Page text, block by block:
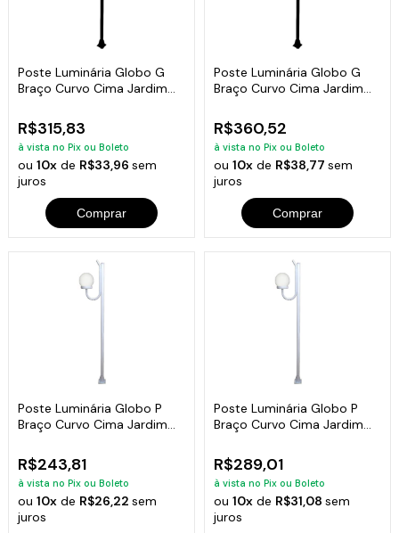
Poste Luminária Globo G
Braço Curvo Cima Jardim
R$315,83
à vista no Pix ou Boleto
ou10x de R$33,96sem
juros
Comprar
Poste Luminária Globo G
Braço Curvo Cima Jardim
R$360,52
à vista no Pix ou Boleto
ou 10xde R$38,77 sem
juros
Comprar
Poste Luminária Globo P
Braço Curvo Cima Jardim
R$243,81
à vista no Pix ou Boleto
ou10x de R$26,22sem
juros
Poste Luminária Globo P
Braço Curvo Cima Jardim
R$289,01
à vista no Pix ou Boleto
ou 10xde R$31,08 sem
juros